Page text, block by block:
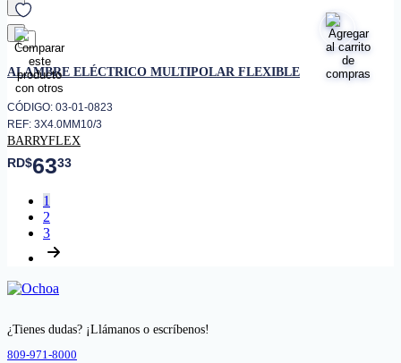
favorito
ALAMBRE ELÉCTRICO MULTIPOLAR FLEXIBLE
CÓDIGO: 03-01-0823
REF: 3X4.0MM10/3
BARRYFLEX
RD$6333
1
2
3
¿Tienes dudas? ¡Llámanos o escríbenos!
809-971-8000